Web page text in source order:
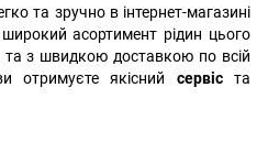
та зручно в інтернет-магазині
асортимент рідин цього
та з швидкою доставкою по всій
отримуєте якісний сервіста